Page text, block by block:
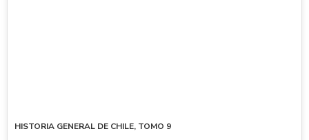
HISTORIA GENERAL DE CHILE, TOMO 9